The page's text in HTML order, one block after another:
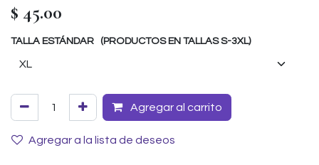
$ 45.00
TALLA ESTÁNDAR (PRODUCTOS EN TALLAS S-3XL)
Agregar al carrito
Agregar a la lista de deseos